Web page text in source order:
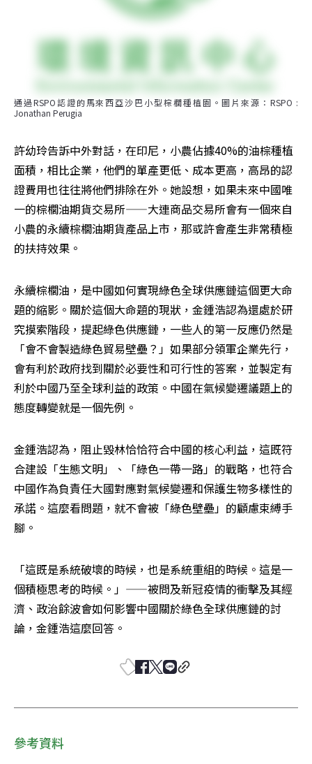
通過RSPO認證的馬來西亞沙巴小型棕櫚種植園。圖片來源：RSPO :
Jonathan Perugia
許幼玲告訴中外對話，在印尼，小農佔據40%的油棕種植
面積，相比企業，他們的單產更低、成本更高，高昂的認
證費用也往往將他們排除在外。她設想，如果未來中國唯
一的棕櫚油期貨交易所——大連商品交易所會有一個來自
小農的永續棕櫚油期貨產品上市，那或許會產生非常積極
的扶持效果。
永續棕櫚油，是中國如何實現綠色全球供應鏈這個更大命
題的縮影。關於這個大命題的現狀，金鍾浩認為還處於研
究摸索階段，提起綠色供應鏈，一些人的第一反應仍然是
「會不會製造綠色貿易壁壘？」如果部分領軍企業先行，
會有利於政府找到關於必要性和可行性的答案，並製定有
利於中國乃至全球利益的政策。中國在氣候變遷議題上的
態度轉變就是一個先例。
金鍾浩認為，阻止毀林恰恰符合中國的核心利益，這既符
合建設「生態文明」、「綠色一帶一路」的戰略，也符合
中國作為負責任大國對應對氣候變遷和保護生物多樣性的
承諾。這麼看問題，就不會被「綠色壁壘」的顧慮束縛手
腳。
「這既是系統破壞的時候，也是系統重組的時候。這是一
個積極思考的時候。」——被問及新冠疫情的衝擊及其經
濟、政治餘波會如何影響中國關於綠色全球供應鏈的討
論，金鍾浩這麼回答。
參考資料